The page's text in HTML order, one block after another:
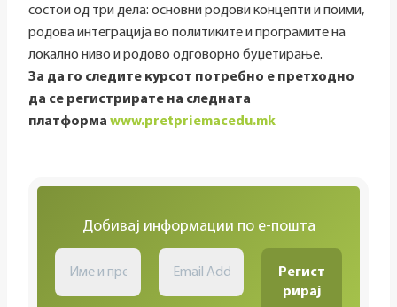
состои од три дела: основни родови концепти и поими,
родова интеграција во политиките и програмите на
локално ниво и родово одговорно буџетирање.
За да го следите курсот потребно е претходно
да се регистрирате на следната
платформа www.pretpriemacedu.mk
Добивај информации по е-пошта